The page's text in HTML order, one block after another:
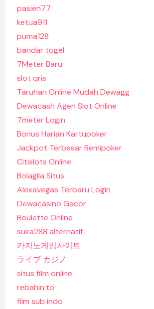
pasien77
ketua911
puma128
bandar togel
7Meter Baru
slot qris
Taruhan Online Mudah Dewagg
Dewacash Agen Slot Online
7meter Login
Bonus Harian Kartupoker
Jackpot Terbesar Remipoker
Citislots Online
Bolagila Situs
Alexavegas Terbaru Login
Dewacasino Gacor
Roulette Online
suka288 alternatif
카지노게임사이트
ライブ カジノ
situs film online
rebahin.to
film sub indo